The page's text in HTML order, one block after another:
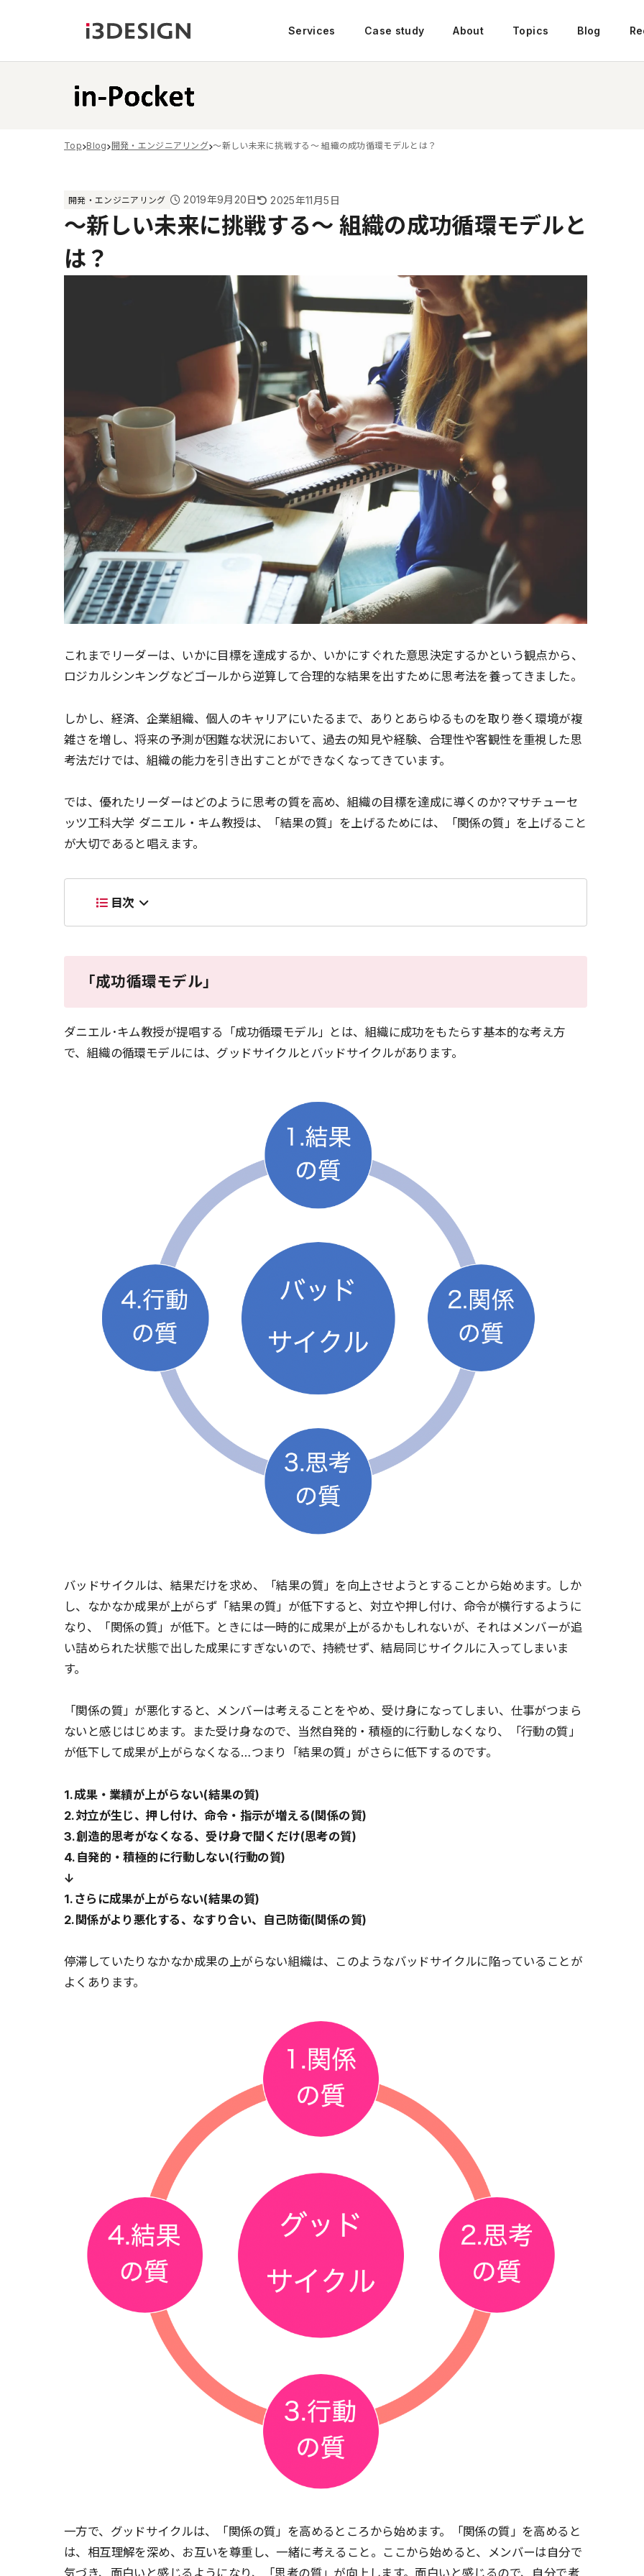
Services Case study About Topics Blog
Top Blog 開発・エンジニアリング 〜新しい未来に挑戦する〜 組織の成功循環モデルとは？
開発・エンジニアリング 2019年9月20日 2025年11月5日
〜新しい未来に挑戦する〜 組織の成功循環モデルと
は？
これまでリーダーは、いかに目標を達成するか、いかにすぐれた意思決定するかという観点から、
ロジカルシンキングなどゴールから逆算して合理的な結果を出すために思考法を養ってきました。
しかし、経済、企業組織、個人のキャリアにいたるまで、ありとあらゆるものを取り巻く環境が複
雑さを増し、将来の予測が困難な状況において、過去の知見や経験、合理性や客観性を重視した思
考法だけでは、組織の能力を引き出すことができなくなってきています。
では、優れたリーダーはどのように思考の質を高め、組織の目標を達成に導くのか?マサチューセ
ッツ工科大学 ダニエル・キム教授は、「結果の質」を上げるためには、「関係の質」を上げること
が大切であると唱えます。
目次
「成功循環モデル」
ダニエル･キム教授が提唱する「成功循環モデル」とは、組織に成功をもたらす基本的な考え方
で、組織の循環モデルには、グッドサイクルとバッドサイクルがあります。
バッドサイクルは、結果だけを求め、「結果の質」を向上させようとすることから始めます。しか
し、なかなか成果が上がらず「結果の質」が低下すると、対立や押し付け、命令が横行するように
なり、「関係の質」が低下。ときには一時的に成果が上がるかもしれないが、それはメンバーが追
い詰められた状態で出した成果にすぎないので、持続せず、結局同じサイクルに入ってしまいま
す。
「関係の質」が悪化すると、メンバーは考えることをやめ、受け身になってしまい、仕事がつまら
ないと感じはじめます。また受け身なので、当然自発的・積極的に行動しなくなり、「行動の質」
が低下して成果が上がらなくなる…つまり「結果の質」がさらに低下するのです。
1.成果・業績が上がらない(結果の質)
2.対立が生じ、押し付け、命令・指示が増える(関係の質)
3.創造的思考がなくなる、受け身で聞くだけ(思考の質)
4.自発的・積極的に行動しない(行動の質)
↓
1.さらに成果が上がらない(結果の質)
2.関係がより悪化する、なすり合い、自己防衛(関係の質)
停滞していたりなかなか成果の上がらない組織は、このようなバッドサイクルに陥っていることが
よくあります。
一方で、グッドサイクルは、「関係の質」を高めるところから始めます。「関係の質」を高めると
は、相互理解を深め、お互いを尊重し、一緒に考えること。ここから始めると、メンバーは自分で
気づき、面白いと感じるようになり、「思考の質」が向上します。面白いと感じるので、自分で考